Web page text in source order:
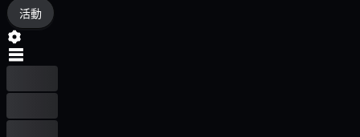
活動